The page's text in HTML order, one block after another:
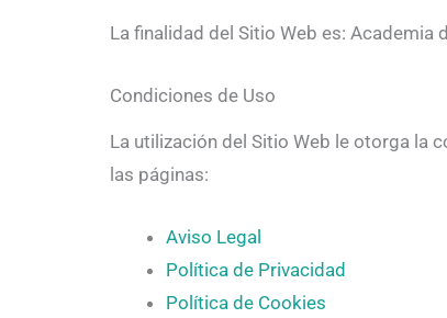
La finalidad del Sitio Web es: Academia
Condiciones de Uso
La utilización del Sitio Web le otorga la
las páginas:
Aviso Legal
Política de Privacidad
Política de Cookies